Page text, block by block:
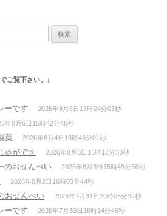
ご覧下さい。↓
ーです 2026年8月6日16時24分03秒
年8月6日15時42分46秒
菓 2026年8月4日18時46分01秒
ゃがです 2026年8月3日16時17分33秒
のおせんべい 2026年8月3日15時49分56秒
2026年8月2日16時03分44秒
おせんべい 2026年7月31日20時05分32秒
ーです 2026年7月30日16時14分46秒